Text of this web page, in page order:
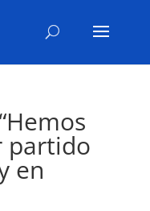
partido
en